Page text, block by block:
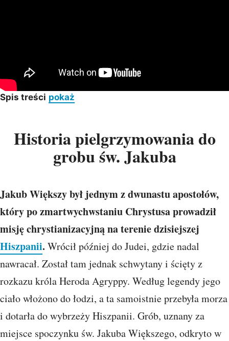
Spis treści pokaż
Historia pielgrzymowania do
grobu św. Jakuba
Jakub Większy był jednym z dwunastu apostołów,
który po zmartwychwstaniu Chrystusa prowadził
misję chrystianizacyjną na terenie dzisiejszej
Hiszpanii. Wrócił później do Judei, gdzie nadal
nawracał. Został tam jednak schwytany i ścięty z
rozkazu króla Heroda Agryppy. Według legendy jego
ciało włożono do łodzi, a ta samoistnie przebyła morza
i dotarła do wybrzeży Hiszpanii. Grób, uznany za
miejsce spoczynku św. Jakuba Większego, odkryto w